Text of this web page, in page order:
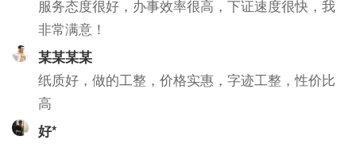
服务态度很好，办事效率很高，下证速度很快，我
非常满意！
某某某某
纸质好，做的工整，价格实惠，字迹工整，性价比
高
好*